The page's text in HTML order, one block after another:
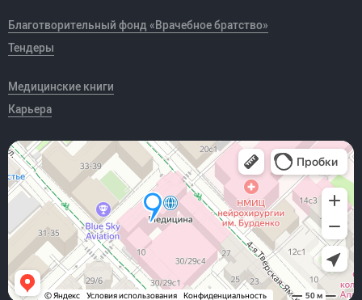
Благотворительный фонд «Врачебное братство»
Тендеры
Медицинские книги
Карьера